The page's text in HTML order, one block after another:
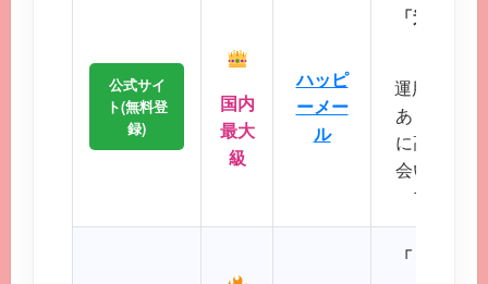
公式サイ
ト(無料登
録)
国内
最大
級
ハッピ
ーメー
ル
「迷った
運用歴20
あり、マ
に高く、
会いが期
プクラ
「リアル